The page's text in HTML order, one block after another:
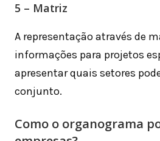
5 – Matriz
A representação através de
informações para projetos
apresentar quais setores
conjunto.
Como o organograma